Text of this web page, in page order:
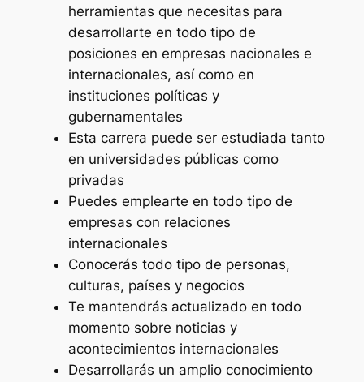
herramientas que necesitas para
desarrollarte en todo tipo de
posiciones en empresas nacionales e
internacionales, así como en
instituciones políticas y
gubernamentales
Esta carrera puede ser estudiada tanto
en universidades públicas como
privadas
Puedes emplearte en todo tipo de
empresas con relaciones
internacionales
Conocerás todo tipo de personas,
culturas, países y negocios
Te mantendrás actualizado en todo
momento sobre noticias y
acontecimientos internacionales
Desarrollarás un amplio conocimiento